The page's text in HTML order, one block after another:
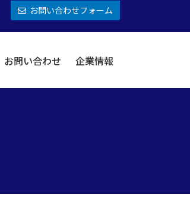
お問い合わせフォーム
お問い合わせ 企業情報